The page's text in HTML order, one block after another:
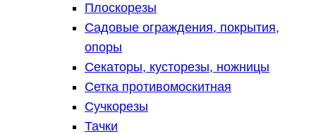
Плоскорезы
Садовые ограждения, покрытия,
опоры
Секаторы, кусторезы, ножницы
Сетка противомоскитная
Сучкорезы
Тачки